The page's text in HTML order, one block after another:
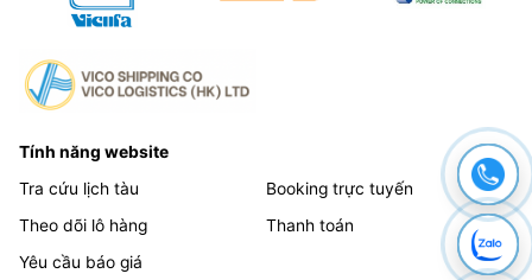
Tính năng website
Tra cứu lịch tàu
Theo dõi lô hàng
Yêu cầu báo giá
Booking trực tuyến
Thanh toán